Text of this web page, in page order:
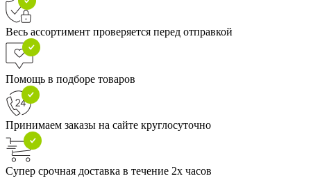
Весь ассортимент проверяется перед отправкой
Помощь в подборе товаров
Принимаем заказы на сайте круглосуточно
Супер срочная доставка в течение 2х часов